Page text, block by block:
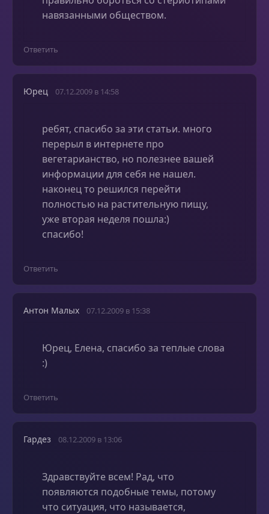
навязанными обществом.
Ответить
Юрец 07.12.2009 в 14:58
ребят, спасибо за эти статьи. много
перерыл в интернете про
вегетарианство, но полезнее вашей
информации для себя не нашел.
наконец то решился перейти
полностью на растительную пищу,
уже вторая неделя пошла:)
спасибо!
Ответить
Антон Малых 07.12.2009 в 15:38
Юрец, Елена, спасибо за теплые слова
:)
Ответить
Гардез 08.12.2009 в 13:06
Здравствуйте всем! Рад, что
появляются подобные темы, потому
что ситуация, что называется,